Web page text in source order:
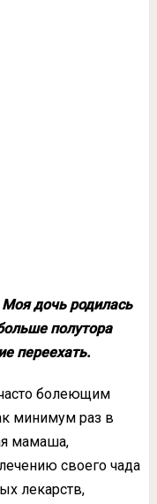
дочь родилась
полутора
переехать.
болеющим
минимум раз в
мамаша,
своего чада
лекарств,